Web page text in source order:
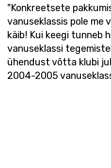
"Konkreetsete
vanuseklassis pole me
käib! Kui keegi tunneb
vanuseklassi
ühendust võtta klubi
2004-2005